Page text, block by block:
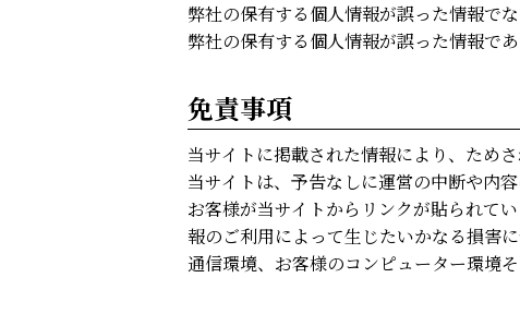
弊社の保有する個人情報が誤った情報で
弊社の保有する個人情報が誤った情報で
免責事項
当サイトに掲載された情報により、ため
当サイトは、予告なしに運営の中断や内
お客様が当サイトからリンクが貼られて
報のご利用によって生じたいかなる損害
通信環境、お客様のコンピューター環境